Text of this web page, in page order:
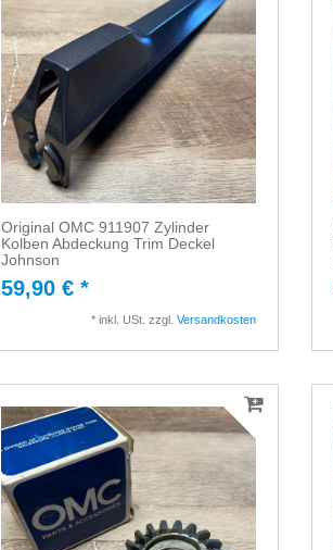
Original OMC 911907 Zylinder
Kolben Abdeckung Trim Deckel
Johnson
59,90 € *
* inkl. USt. zzgl. Versandkosten